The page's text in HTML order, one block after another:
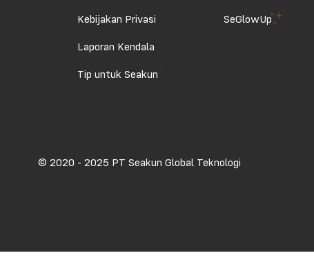
Kebijakan Privasi
Laporan Kendala
Tip untuk Seakun
SeGlowUp
© 2020 - 2025 PT Seakun Global Teknologi